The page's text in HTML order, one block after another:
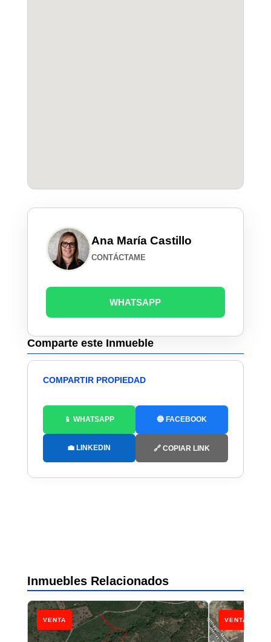
Ana María Castillo
CONTÁCTAME
WHATSAPP
Comparte este Inmueble
COMPARTIR PROPIEDAD
📱 WHATSAPP 🔵 FACEBOOK
💼 LINKEDIN 🔗 COPIAR LINK
Inmuebles Relacionados
VENTA VENTA